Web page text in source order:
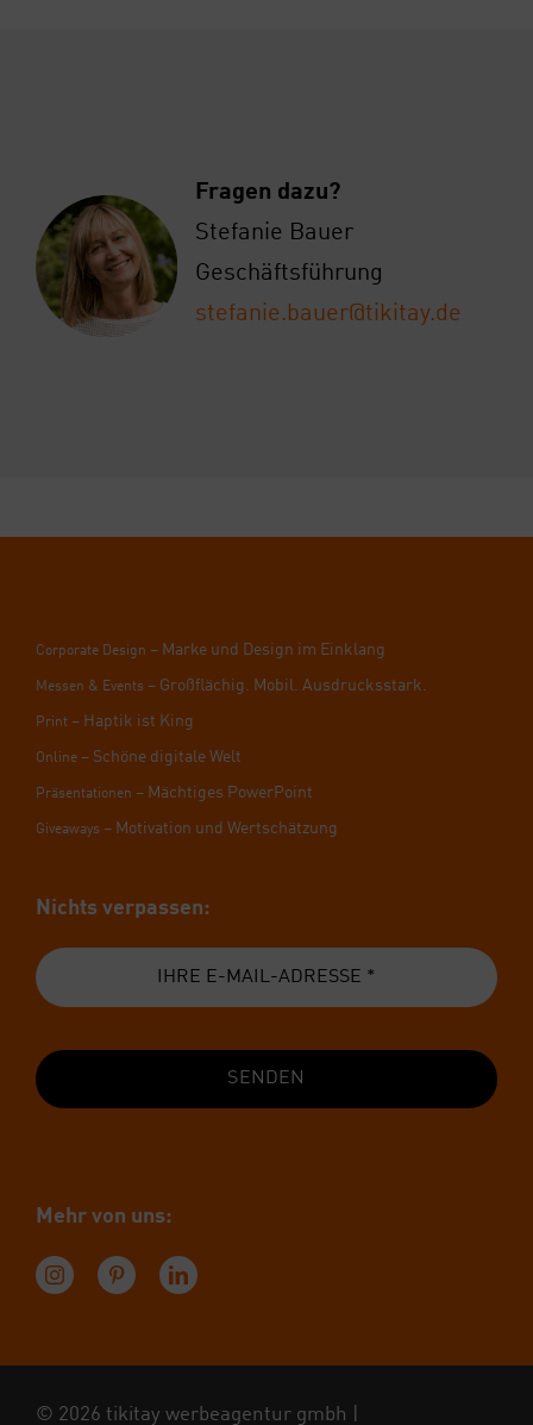
Fra­gen dazu?
Ste­fa­nie Bau­er
Geschäfts­füh­rung
stefanie.bauer@tikitay.de
Cor­po­ra­te Design – Mar­ke und Design im Ein­klang
Mes­sen & Events – Groß­flä­chig. Mobil. Aus­drucks­stark.
Print – Hap­tik ist King
Online – Schö­ne digi­ta­le Welt
Prä­sen­ta­tio­nen – Mäch­ti­ges Power­Point
Givea­ways – Moti­va­ti­on und Wert­schät­zung
Nichts ver­pas­sen:
SENDEN
Mehr von uns:
© 2026 tiki­tay wer­be­agen­tur gmbh |